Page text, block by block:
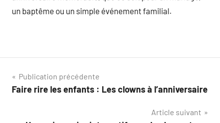
un baptême ou un simple événement familial.
Navigation
de
Publication précédente
Faire rire les enfants : Les clowns à l’anniversaire
Article suivant